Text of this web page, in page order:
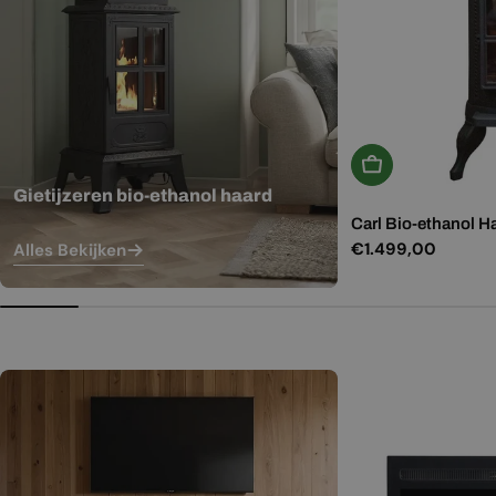
Gietijzeren bio-ethanol haard
Alles Bekijken
In Winkelwagen
Carl Bio-ethanol
Normale
€1.499,00